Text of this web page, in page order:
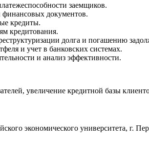
заемщиков.
документов.
кредиты.
кредитования.
долга и погашению
и учет в банковских системах.
и анализ эффективности.
увеличение кредитной базы
экономического университета, г.